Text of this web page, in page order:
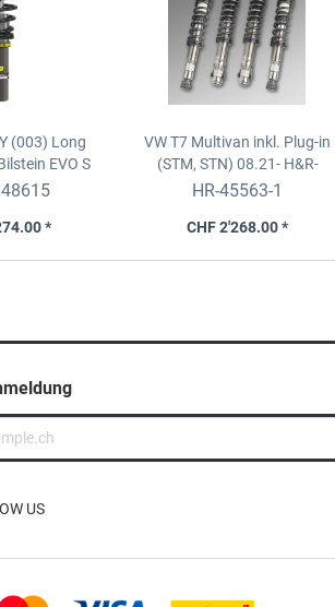
(003) Long
EVO S
*
VW T7 Multivan inkl. Plug-in
(STM, STN) 08.21- H&R-
Twintube Edelstahl-Gewindefw
HR-45563-1
CHF 2'268.00 *
US